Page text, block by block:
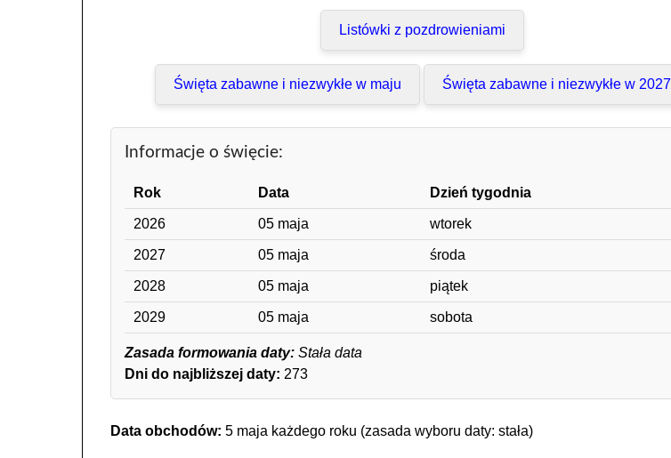
Listówki z pozdrowieniami
Święta zabawne i niezwykłe w maju Święta zabawne i niezwykłe w 2027
Informacje o święcie:
Rok Data Dzień tygodnia
2026 05 maja wtorek
2027 05 maja środa
2028 05 maja piątek
2029 05 maja sobota
Zasada formowania daty:Stała data
Dni do najbliższej daty: 273
Data obchodów: 5 maja każdego roku (zasada wyboru daty: stała)